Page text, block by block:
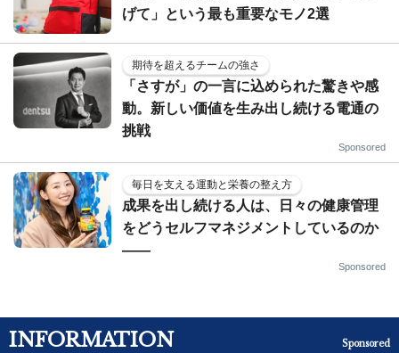
げて」という最も重要なモノ2選
期待を超えるチームの強さ
「さすが」の一言に込められた驚きや感
動。新しい価値を生み出し続ける電通の
挑戦
Sponsored
毎日を支える運動と栄養の整え方
成果を出し続ける人は、日々の健康管理
をどうセルフマネジメントしているのか
——
Sponsored
INFORMATION Sponsored